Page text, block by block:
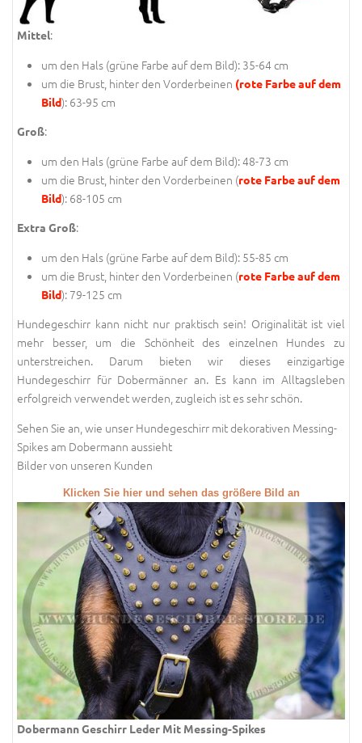
Mittel:
um den Hals (grüne Farbe auf dem Bild): 35-64 cm
um die Brust, hinter den Vorderbeinen (rote Farbe auf dem
Bild): 63-95 cm
Groß:
um den Hals (grüne Farbe auf dem Bild): 48-73 cm
um die Brust, hinter den Vorderbeinen (rote Farbe auf dem
Bild): 68-105 cm
Extra Groß:
um den Hals (grüne Farbe auf dem Bild): 55-85 cm
um die Brust, hinter den Vorderbeinen (rote Farbe auf dem
Bild): 79-125 cm
Hundegeschirr kann nicht nur praktisch sein! Originalität ist viel
mehr besser, um die Schönheit des einzelnen Hundes zu
unterstreichen. Darum bieten wir dieses einzigartige
Hundegeschirr für Dobermänner an. Es kann im Alltagsleben
erfolgreich verwendet werden, zugleich ist es sehr schön.
Sehen Sie an, wie unser Hundegeschirr mit dekorativen Messing-
Spikes am Dobermann aussieht
Bilder von unseren Kunden
Klicken Sie hier und sehen das größere Bild an
Dobermann Geschirr Leder Mit Messing-Spikes